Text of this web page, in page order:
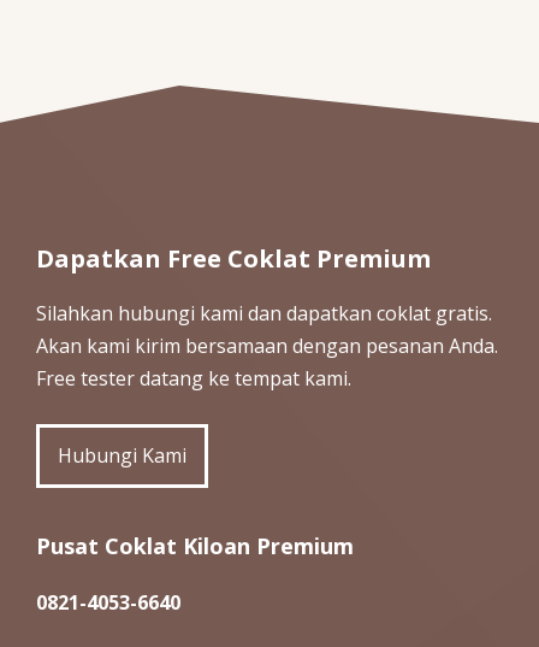
Dapatkan Free Coklat Premium
Silahkan hubungi kami dan dapatkan coklat gratis.
Akan kami kirim bersamaan dengan pesanan Anda.
Free tester datang ke tempat kami.
Hubungi Kami
Pusat Coklat Kiloan Premium
0821-4053-6640